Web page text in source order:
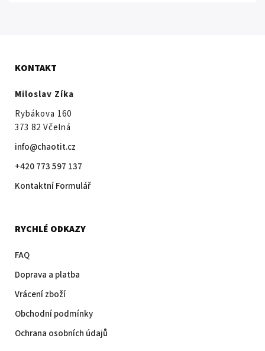
KONTAKT
Miloslav Zíka
Rybákova 160
373 82 Včelná
info@chaotit.cz
+420 773 597 137
Kontaktní Formulář
RYCHLÉ ODKAZY
FAQ
Doprava a platba
Vrácení zboží
Obchodní podmínky
Ochrana osobních údajů